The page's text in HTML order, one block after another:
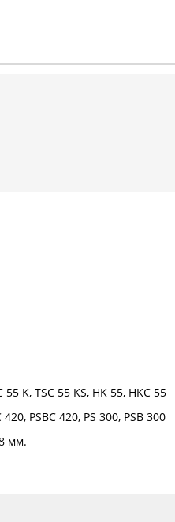
K, TSC 55 KS, HK 55, HKC 55
PSBC 420, PS 300, PSB 300
мм.